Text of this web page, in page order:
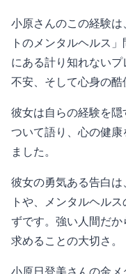
小原さんのこの経験
トのメンタルヘルス
にある計り知れない
不安、そして心身の酷
彼女は自らの経験を
ついて語り、心の健
ました。
彼女の勇気ある告白
トや、メンタルヘル
ずです。強い人間だ
求めることの大切さ。
小原日登美さんの金